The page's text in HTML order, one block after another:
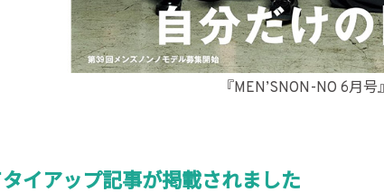
『MEN’SNON-NO 6月号』
タイアップ記事が掲載されました